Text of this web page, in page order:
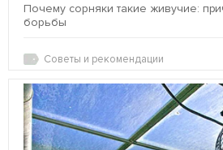
Почему сорняки такие живучие:
борьбы
Советы и рекомендации